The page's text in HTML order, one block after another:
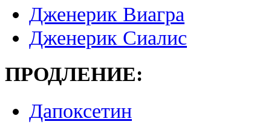
Дженерик Виагра
Дженерик Сиалис
ПРОДЛЕНИЕ:
Дапоксетин